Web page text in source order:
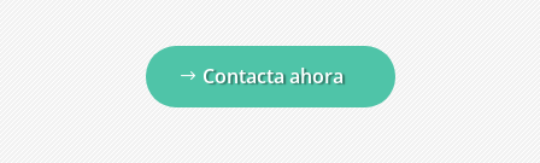
Contacta ahora